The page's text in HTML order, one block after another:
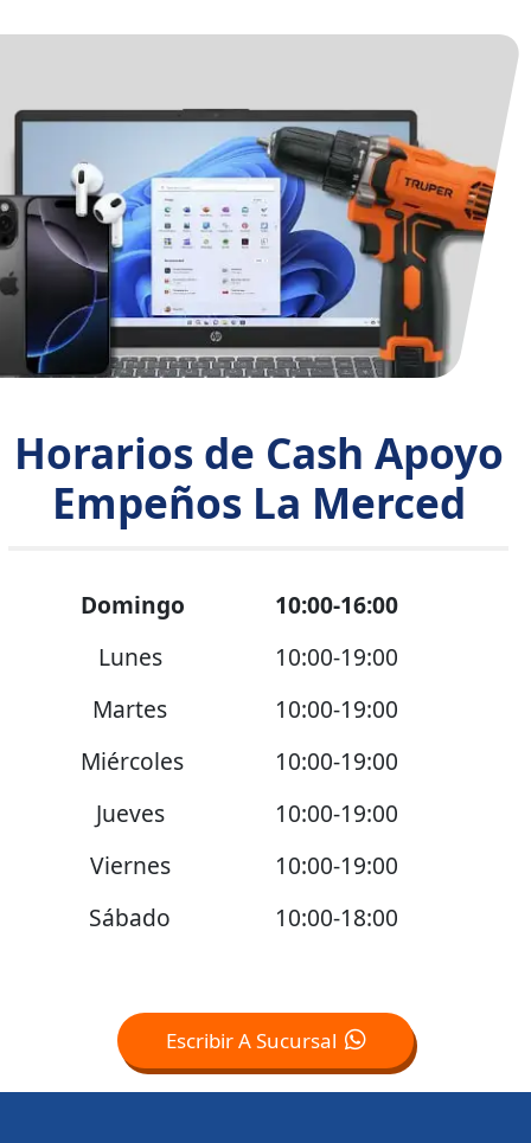
Horarios de Cash Apoyo
Empeños La Merced
Domingo
10:00-16:00
Lunes
10:00-19:00
Martes
10:00-19:00
Miércoles
10:00-19:00
Jueves
10:00-19:00
Viernes
10:00-19:00
Sábado
10:00-18:00
Escribir A Sucursal